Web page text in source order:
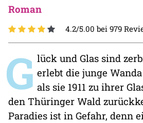
Roman
4.2/5.00 bei 979
G lück und Glas sind
erlebt die junge
als sie 1911 zu ihrer
den Thüringer Wald
Paradies ist in Gefahr, denn